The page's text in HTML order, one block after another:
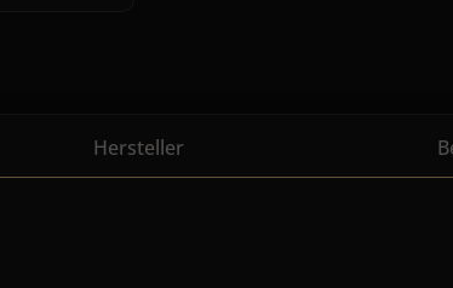
Hersteller